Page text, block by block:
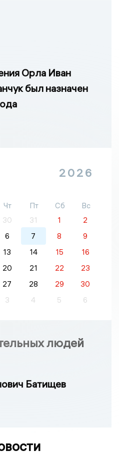
Орла Иван
был назначен
2026
Чт Пт Сб
Вс
30 31 1
2
6 7 8
9
13 14 15
16
20 21 22
23
27 28 29
30
3 4 5 6
людей
Батищев